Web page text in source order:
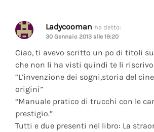
Ladycooman ha detto:
30 Gennaio 2013 alle 19:20
Ciao, ti avevo scritto un po di titoli
che non li ha visti quindi te li
“L’invenzione dei sogni,storia del
origini”
“Manuale pratico di trucchi con le
prestigio.”
Tutti e due presenti nel libro: La